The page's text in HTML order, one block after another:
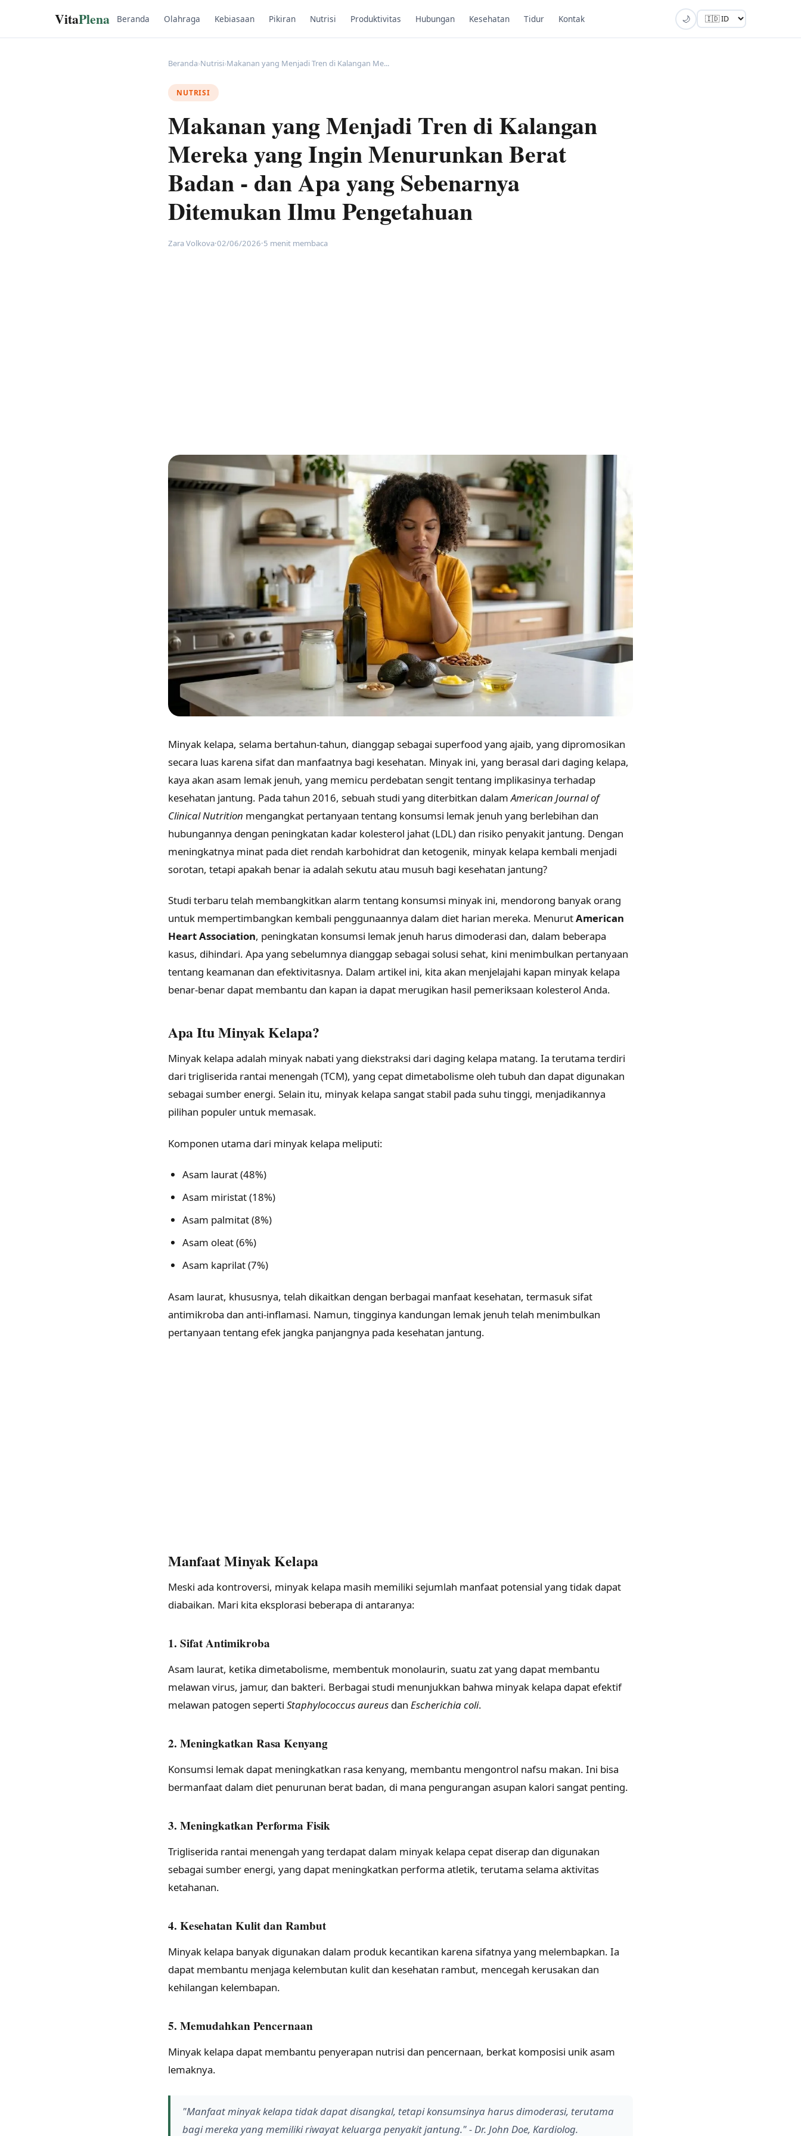
VitaPlena Beranda Olahraga Kebiasaan Pikiran Nutrisi Produktivitas Hubungan Kesehatan Tidur Kontak 🌙
Beranda›Nutrisi›Makanan yang Menjadi Tren di Kalangan Me...
NUTRISI
Makanan yang Menjadi Tren di Kalangan
Mereka yang Ingin Menurunkan Berat
Badan - dan Apa yang Sebenarnya
Ditemukan Ilmu Pengetahuan
Zara Volkova·02/06/2026·5 menit membaca
Minyak kelapa, selama bertahun-tahun, dianggap sebagai superfood yang ajaib, yang dipromosikan
secara luas karena sifat dan manfaatnya bagi kesehatan. Minyak ini, yang berasal dari daging kelapa,
kaya akan asam lemak jenuh, yang memicu perdebatan sengit tentang implikasinya terhadap
kesehatan jantung. Pada tahun 2016, sebuah studi yang diterbitkan dalamAmerican Journal of
Clinical Nutrition mengangkat pertanyaan tentang konsumsi lemak jenuh yang berlebihan dan
hubungannya dengan peningkatan kadar kolesterol jahat (LDL) dan risiko penyakit jantung. Dengan
meningkatnya minat pada diet rendah karbohidrat dan ketogenik, minyak kelapa kembali menjadi
sorotan, tetapi apakah benar ia adalah sekutu atau musuh bagi kesehatan jantung?
Studi terbaru telah membangkitkan alarm tentang konsumsi minyak ini, mendorong banyak orang
untuk mempertimbangkan kembali penggunaannya dalam diet harian mereka. MenurutAmerican
Heart Association, peningkatan konsumsi lemak jenuh harus dimoderasi dan, dalam beberapa
kasus, dihindari. Apa yang sebelumnya dianggap sebagai solusi sehat, kini menimbulkan pertanyaan
tentang keamanan dan efektivitasnya. Dalam artikel ini, kita akan menjelajahi kapan minyak kelapa
benar-benar dapat membantu dan kapan ia dapat merugikan hasil pemeriksaan kolesterol Anda.
Apa Itu Minyak Kelapa?
Minyak kelapa adalah minyak nabati yang diekstraksi dari daging kelapa matang. Ia terutama terdiri
dari trigliserida rantai menengah (TCM), yang cepat dimetabolisme oleh tubuh dan dapat digunakan
sebagai sumber energi. Selain itu, minyak kelapa sangat stabil pada suhu tinggi, menjadikannya
pilihan populer untuk memasak.
Komponen utama dari minyak kelapa meliputi:
Asam laurat (48%)
Asam miristat (18%)
Asam palmitat (8%)
Asam oleat (6%)
Asam kaprilat (7%)
Asam laurat, khususnya, telah dikaitkan dengan berbagai manfaat kesehatan, termasuk sifat
antimikroba dan anti-inflamasi. Namun, tingginya kandungan lemak jenuh telah menimbulkan
pertanyaan tentang efek jangka panjangnya pada kesehatan jantung.
Manfaat Minyak Kelapa
Meski ada kontroversi, minyak kelapa masih memiliki sejumlah manfaat potensial yang tidak dapat
diabaikan. Mari kita eksplorasi beberapa di antaranya:
1. Sifat Antimikroba
Asam laurat, ketika dimetabolisme, membentuk monolaurin, suatu zat yang dapat membantu
melawan virus, jamur, dan bakteri. Berbagai studi menunjukkan bahwa minyak kelapa dapat efektif
melawan patogen seperti Staphylococcus aureus dan Escherichia coli.
2. Meningkatkan Rasa Kenyang
Konsumsi lemak dapat meningkatkan rasa kenyang, membantu mengontrol nafsu makan. Ini bisa
bermanfaat dalam diet penurunan berat badan, di mana pengurangan asupan kalori sangat penting.
3. Meningkatkan Performa Fisik
Trigliserida rantai menengah yang terdapat dalam minyak kelapa cepat diserap dan digunakan
sebagai sumber energi, yang dapat meningkatkan performa atletik, terutama selama aktivitas
ketahanan.
4. Kesehatan Kulit dan Rambut
Minyak kelapa banyak digunakan dalam produk kecantikan karena sifatnya yang melembapkan. Ia
dapat membantu menjaga kelembutan kulit dan kesehatan rambut, mencegah kerusakan dan
kehilangan kelembapan.
5. Memudahkan Pencernaan
Minyak kelapa dapat membantu penyerapan nutrisi dan pencernaan, berkat komposisi unik asam
lemaknya.
"Manfaat minyak kelapa tidak dapat disangkal, tetapi konsumsinya harus dimoderasi, terutama
bagi mereka yang memiliki riwayat keluarga penyakit jantung." - Dr. John Doe, Kardiolog.